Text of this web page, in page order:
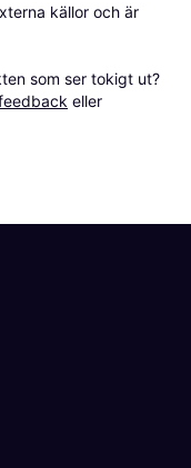
källor och är
som ser tokigt ut?
eller